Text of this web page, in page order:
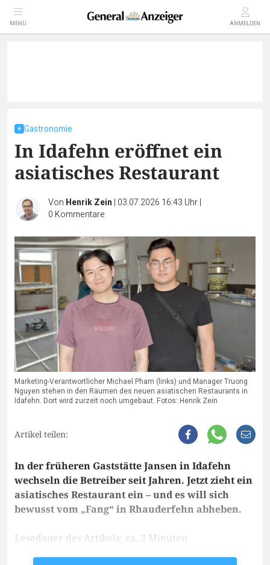
MENÜ ANMELDEN
Gastronomie
In Idafehn eröffnet ein
asiatisches Restaurant
Von Henrik Zein | 03.07.2026 16:43 Uhr|
0 Kommentare
Marketing-Verantwortlicher Michael Pham (links) und Manager Truong
Nguyen stehen in den Räumen des neuen asiatischen Restaurants in
Idafehn. Dort wird zurzeit noch umgebaut. Fotos: Henrik Zein
Artikel teilen:
In der früheren Gaststätte Jansen in Idafehn
wechseln die Betreiber seit Jahren. Jetzt zieht ein
asiatisches Restaurant ein – und es will sich
bewusst vom „Fang“ in Rhauderfehn abheben.
Lesedauer des Artikels: ca. 3 Minuten